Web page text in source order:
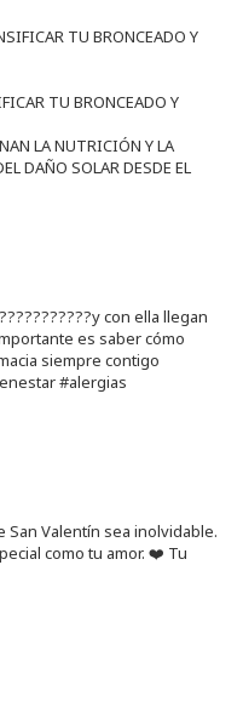
TU BRONCEADO Y
LA NUTRICIÓN Y LA
DAÑO SOLAR DESDE EL
con ella llegan
es saber cómo
siempre contigo
#alergias
San Valentín sea inolvidable.
como tu amor. ❤️ Tu